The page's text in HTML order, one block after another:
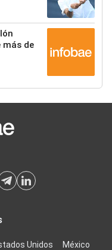
más de
Unidos México